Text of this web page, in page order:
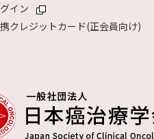
イン
クレジットカード(正会員向け)